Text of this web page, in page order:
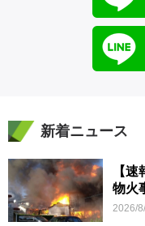
新着ニュース
【
物火
2026/